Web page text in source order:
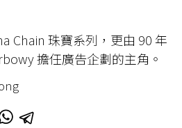
Chain 珠寶系列，更由 90 年
擔任廣告企劃的主角。